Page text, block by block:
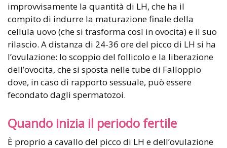
improvvisamente la quantità di LH, che ha il
compito di indurre la maturazione finale della
cellula uovo (che si trasforma così in ovocita) e il suo
rilascio. A distanza di 24-36 ore del picco di LH si ha
l’ovulazione: lo scoppio del follicolo e la liberazione
dell’ovocita, che si sposta nelle tube di Falloppio
dove, in caso di rapporto sessuale, può essere
fecondato dagli spermatozoi.
Quando inizia il periodo fertile
È proprio a cavallo del picco di LH e dell’ovulazione